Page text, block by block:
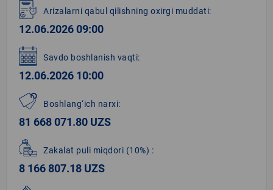
1
of
10
Arizalarni qabul qilishning oxirgi muddati:
12.06.2026 09:00
Savdo boshlanish vaqti:
12.06.2026 10:00
Boshlang‘ich narxi:
81 668 071.80 UZS
Zakalat puli miqdori (10%) :
8 166 807.18 UZS